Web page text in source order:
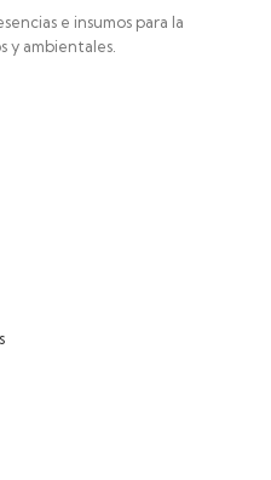
e insumos para la
y ambientales.